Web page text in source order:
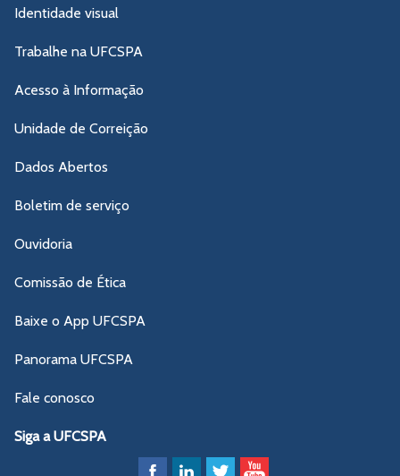
Identidade visual
Trabalhe na UFCSPA
Acesso à Informação
Unidade de Correição
Dados Abertos
Boletim de serviço
Ouvidoria
Comissão de Ética
Baixe o App UFCSPA
Panorama UFCSPA
Fale conosco
Siga a UFCSPA